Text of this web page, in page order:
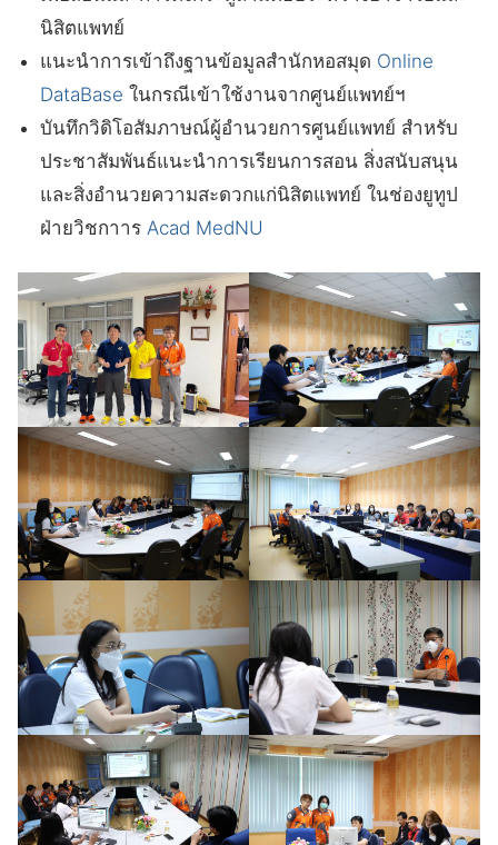
นิสิตแพทย์
แนะนำการเข้าถึงฐานข้อมูลสำนักหอสมุด Online
DataBase ในกรณีเข้าใช้งานจากศูนย์แพทย์ฯ
บันทึกวิดิโอสัมภาษณ์ผู้อำนวยการศูนย์แพทย์ สำหรับ
ประชาสัมพันธ์แนะนำการเรียนการสอน สิ่งสนับสนุน
และสิ่งอำนวยความสะดวกแก่นิสิตแพทย์ ในช่องยูทูป
ฝ่ายวิชกาาร Acad MedNU